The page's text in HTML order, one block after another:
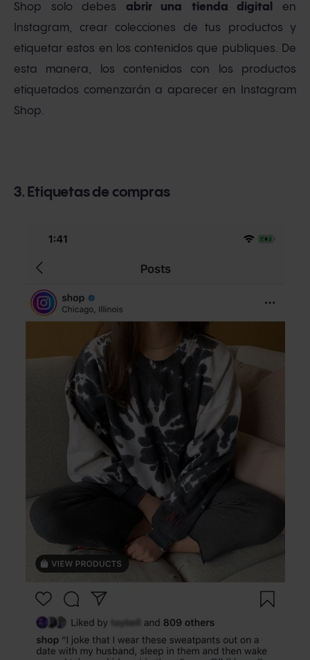
Shop solo debes abrir una tienda digital
en
Instagram, crear colecciones de tus productos y
etiquetar estos en los contenidos que publiques. De
esta manera, los contenidos con los productos
etiquetados comenzarán a aparecer en Instagram
Shop.
3. Etiquetas de compras